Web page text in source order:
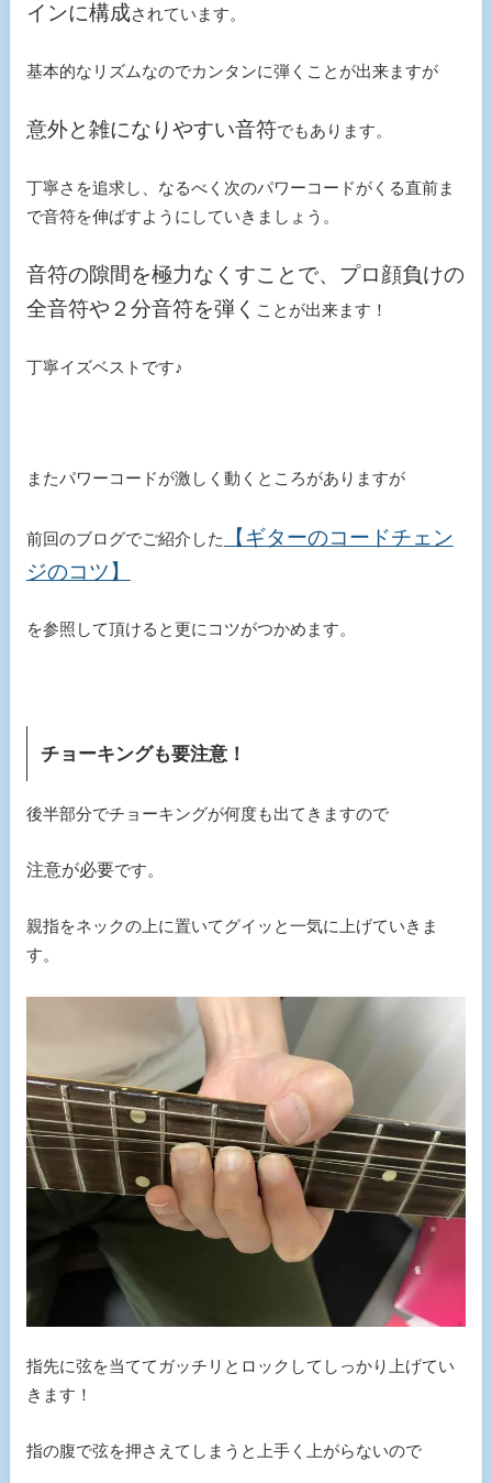
インに構成されています。
基本的なリズムなのでカンタンに弾くことが出来ますが
意外と雑になりやすい音符でもあります。
丁寧さを追求し、なるべく次のパワーコードがくる直前ま
で音符を伸ばすようにしていきましょう。
音符の隙間を極力なくすことで、プロ顔負けの
全音符や２分音符を弾く ことが出来ます！
丁寧イズベストです♪
またパワーコードが激しく動くところがありますが
前回のブログでご紹介した
【ギターのコードチェン
ジのコツ】
を参照して頂けると更にコツがつかめます。
チョーキングも要注意！
後半部分でチョーキングが何度も出てきますので
注意が必要です。
親指をネックの上に置いてグイッと一気に上げていきま
す。
指先に弦を当ててガッチリとロックしてしっかり上げてい
きます！
指の腹で弦を押さえてしまうと上手く上がらないので